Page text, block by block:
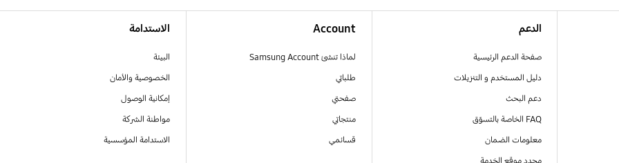
الدعم
صفحة الدعم الرئيسية
دليل المستخدم و التنزيلات
دعم البحث
FAQ الخاصة بالتسوّق
معلومات الضمان
Account
لماذا تنشئ Samsung Account
طلباتي
صفحتي
منتجاتي
قسائمي
الاستدامة
البيئة
الخصوصية والأمان
إمكانية الوصول
مواطنة الشركة
الاستدامة المؤسسية